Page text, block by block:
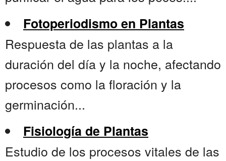
Fotoperiodismo en Plantas
Respuesta de las plantas a la
duración del día y la noche, afectando
procesos como la floración y la
germinación...
Fisiología de Plantas
Estudio de los procesos vitales de las